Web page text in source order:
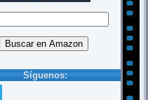
Síguenos: